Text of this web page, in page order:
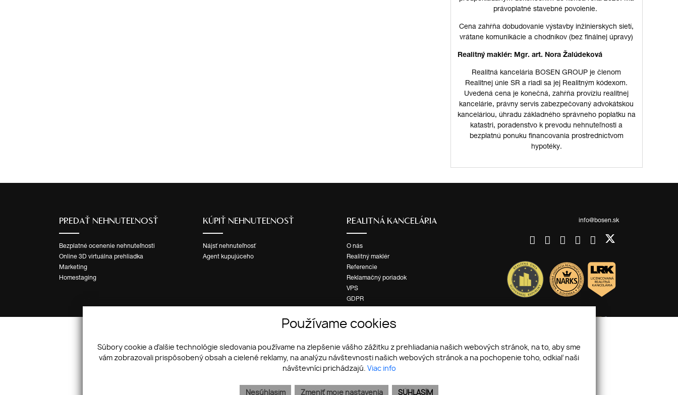
Používame cookies
Súbory cookie a ďalšie technológie sledovania používame na zlepšenie vášho zážitku z prehliadania našich webových stránok, na to, aby sme
vám zobrazovali prispôsobený obsah a cielené reklamy, na analýzu návštevnosti našich webových stránok a na pochopenie toho, odkiaľ naši
návštevníci prichádzajú. Viac info
SÚHLASÍM
Nesúhlasím Zmeniť moje nastavenia
právoplatné stavebné povolenie.
Cena zahŕňa dobudovanie výstavby inžinierskych sietí,
vrátane komunikácie a chodníkov (bez finálnej úpravy)
Realitný maklér: Mgr. art. Nora Žalúdeková
Realitná kancelária BOSEN GROUP je členom
Realitnej únie SR a riadi sa jej Realitným kódexom.
Uvedená cena je konečná, zahŕňa províziu realitnej
kancelárie, právny servis zabezpečovaný advokátskou
kanceláriou, úhradu základného správneho poplatku na
katastri, poradenstvo k prevodu nehnuteľnosti a
bezplatnú ponuku financovania prostredníctvom
hypotéky.
PREDAŤ NEHNUTEĽNOSŤ
Bezplatné ocenenie nehnuteľnosti
Online 3D virtuálna prehliadka
Marketing
Homestaging
KÚPIŤ NEHNUTEĽNOSŤ
Nájsť nehnuteľnosť
Agent kupujúceho
REALITNÁ KANCELÁRIA
O nás
Realitný maklér
Referencie
Reklamačný poriadok
VPS
GDPR
info@bosen.sk